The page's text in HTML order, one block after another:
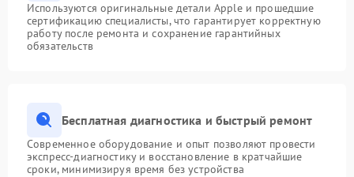
Используются оригинальные детали Apple и прошедшие
сертификацию специалисты, что гарантирует корректную
работу после ремонта и сохранение гарантийных
обязательств
Бесплатная диагностика и быстрый ремонт
Современное оборудование и опыт позволяют провести
экспресс-диагностику и восстановление в кратчайшие
сроки, минимизируя время без устройства